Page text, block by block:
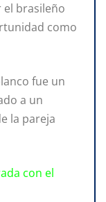
el brasileño
como
fue un
a un
la pareja
el